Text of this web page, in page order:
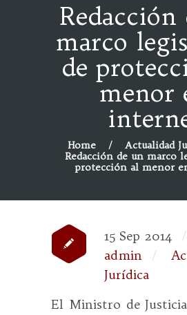
Redacción
marco
de
menor
Home
Actualidad
Redacción de un marco
protección al menor
15 Sep 2014
admin
Jurídica
El Ministro de